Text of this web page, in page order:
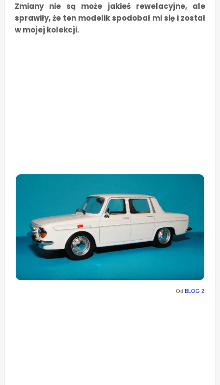
Zmiany nie są może jakieś rewelacyjne, ale
sprawiły, że ten modelik spodobał mi się i został
w mojej kolekcji.
Od BLOG 2